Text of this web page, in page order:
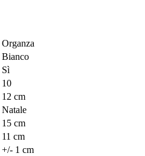
Organza
Bianco
Sì
10
12 cm
Natale
15 cm
11 cm
+/- 1 cm